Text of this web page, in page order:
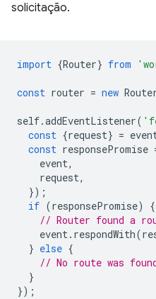
solicitação.
import {Router} from
const router = new
self.addEventListener(
const {request} =
const responsePromise
event,
request,
});
if (responsePromise)
{
// Router found a
event. respondWith(
} else {
// No route was
}
});